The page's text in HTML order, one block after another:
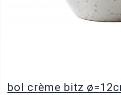
bol crème bitz